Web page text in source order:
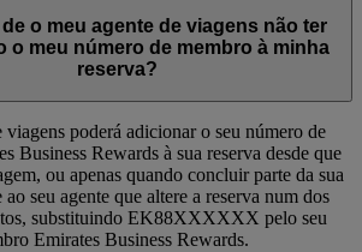
o meu agente de viagens não ter
o meu número de membro à minha
reserva?
viagens poderá adicionar o seu número de
Business Rewards à sua reserva desde que
ou apenas quando concluir parte da sua
seu agente que altere a reserva num dos
substituindo EK88XXXXXX pelo seu
Emirates Business Rewards.